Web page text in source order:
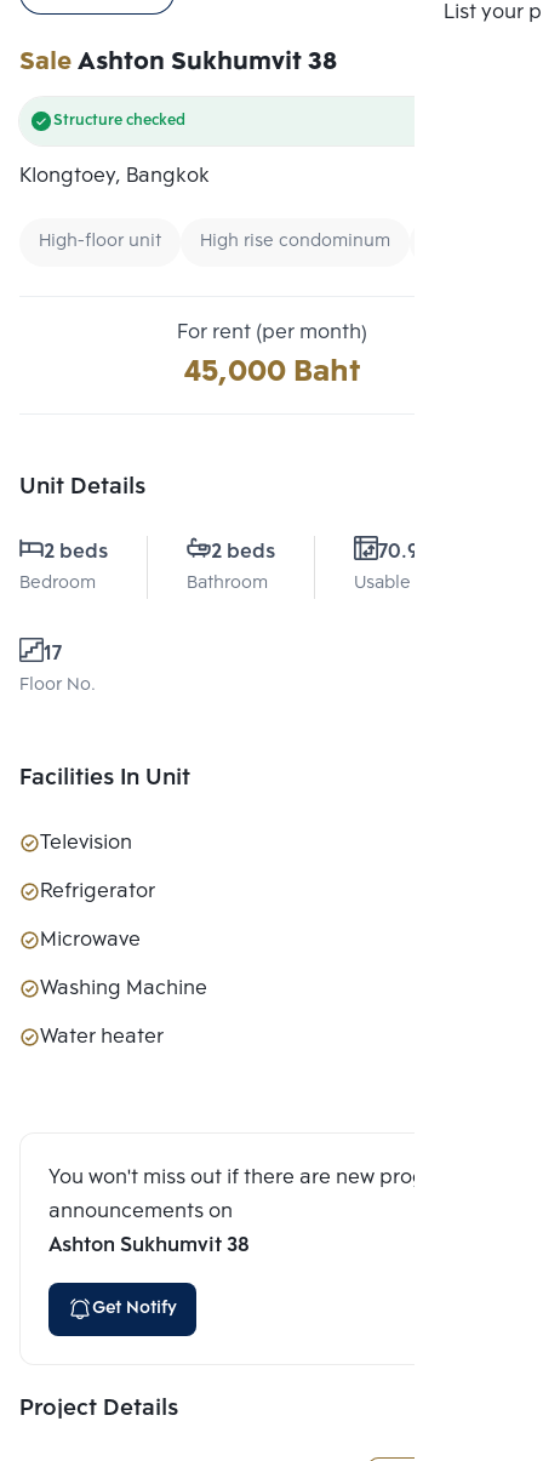
List your
SaleAshton Sukhumvit 38
Structure checked
Klongtoey, Bangkok
High-floor unit High rise condominum
For rent (per month)
45,000 Baht
Unit Details
2 beds
Bedroom
2 beds
Bathroom
70.95 Sq.m.
Usable area
17
Floor No.
Facilities In Unit
Television
Refrigerator
Microwave
Washing Machine
Water heater
You won't miss out if there are new program
announcements on
Ashton Sukhumvit 38
Get Notify
Project Details